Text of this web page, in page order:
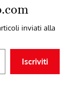
inviati alla
Iscriviti